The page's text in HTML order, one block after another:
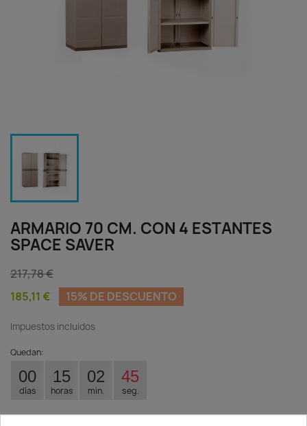
ARMARIO 70 CM. CON 4 ESTANTES
SPACE SAVER
217,78 €
185,11 €
15% DE DESCUENTO
Impuestos incluidos
Quedan:
00
días
15
horas
02
min.
45
seg.